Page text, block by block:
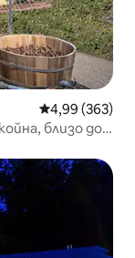
Средна
4,99 (363)
близо до